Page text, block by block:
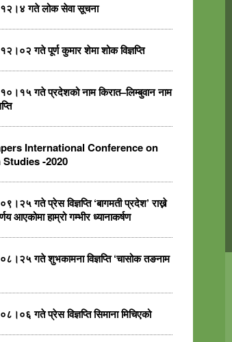
गते लोक सेवा सूचना
गते पूर्ण कुमार शेमा शोक विज्ञप्ति
गते प्रदेशको नाम किरात–लिम्बुवान नाम
International Conference on
-2020
गते प्रेस विज्ञप्ति ‘बागमती प्रदेश’ राख्ने
आएकोमा हाम्रो गम्भीर ध्यानाकर्षण
गते शुभकामना विज्ञप्ति ‘चासोक तङनाम
गते प्रेस विज्ञप्ति सिमाना मिचिएको